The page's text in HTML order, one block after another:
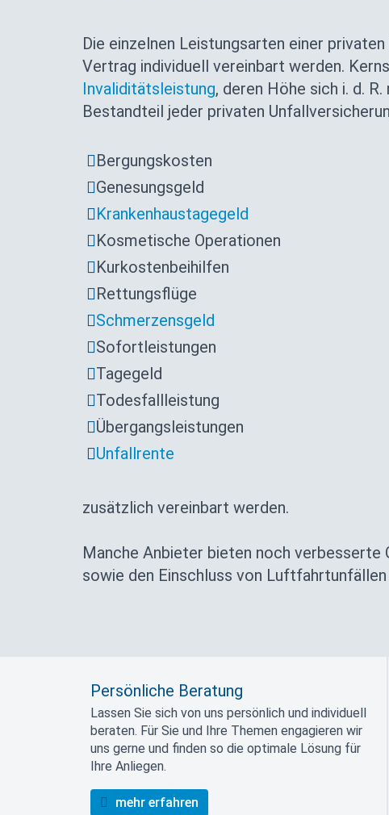
Die einzelnen Leistungsarten einer
Vertrag individuell vereinbart werden.
Invaliditätsleistung, deren Höhe sich i. d.
Bestandteil jeder privaten
Bergungskosten
Genesungsgeld
Krankenhaustagegeld
Kosmetische Operationen
Kurkostenbeihilfen
Rettungsflüge
Schmerzensgeld
Sofortleistungen
Tagegeld
Todesfallleistung
Übergangsleistungen
Unfallrente
zusätzlich vereinbart werden.
Manche Anbieter bieten noch verbesserte
sowie den Einschluss von Luftfahrtunfällen
Persönliche Beratung
Lassen Sie sich von uns persönlich und individuell
beraten. Für Sie und Ihre Themen engagieren wir
uns gerne und finden so die optimale Lösung für
Ihre Anliegen.
mehr erfahren